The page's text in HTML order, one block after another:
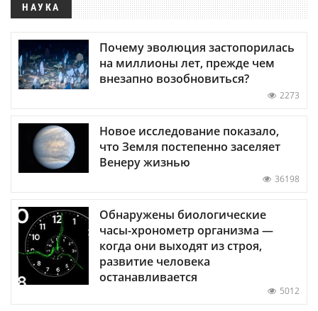
НАУКА
Почему эволюция застопорилась
на миллионы лет, прежде чем
внезапно возобновиться?
2273
Новое исследование показало,
что Земля постепенно заселяет
Венеру жизнью
36198
Обнаружены биологические
часы-хронометр организма —
когда они выходят из строя,
развитие человека
останавливается
5012